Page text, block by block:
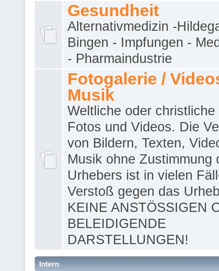
Gesundheit
Alternativmedizin -
Bingen - Impfungen -
- Pharmaindustrie
Fotogalerie /
Musik
Weltliche oder christliche
Fotos und Videos. Die
von Bildern, Texten,
Musik ohne Zustimmung
Urhebers ist in vielen
Verstoß gegen das
KEINE ANSTÖSSIGEN
BELEIDIGENDE
DARSTELLUNGEN!
Intern